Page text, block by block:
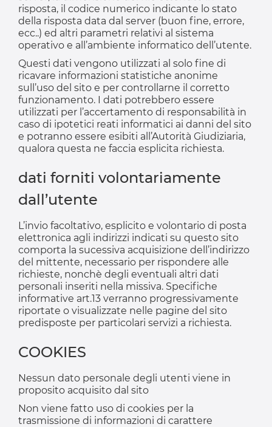
risposta, il codice numerico indicante lo stato
della risposta data dal server (buon fine, errore,
ecc..) ed altri parametri relativi al sistema
operativo e all’ambiente informatico dell’utente.
Questi dati vengono utilizzati al solo fine di
ricavare informazioni statistiche anonime
sull’uso del sito e per controllarne il corretto
funzionamento. I dati potrebbero essere
utilizzati per l’accertamento di responsabilità in
caso di ipotetici reati informatici ai danni del sito
e potranno essere esibiti all’Autorità Giudiziaria,
qualora questa ne faccia esplicita richiesta.
dati forniti volontariamente
dall’utente
L’invio facoltativo, esplicito e volontario di posta
elettronica agli indirizzi indicati su questo sito
comporta la sucessiva acquisizione dell’indirizzo
del mittente, necessario per rispondere alle
richieste, nonchè degli eventuali altri dati
personali inseriti nella missiva. Specifiche
informative art.13 verranno progressivamente
riportate o visualizzate nelle pagine del sito
predisposte per particolari servizi a richiesta.
COOKIES
Nessun dato personale degli utenti viene in
proposito acquisito dal sito
Non viene fatto uso di cookies per la
trasmissione di informazioni di carattere